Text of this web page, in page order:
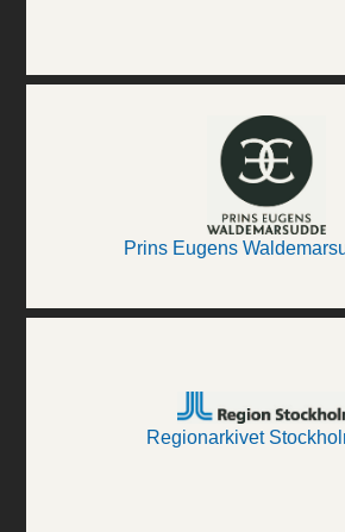
Prins Eugens
Regionarkivet